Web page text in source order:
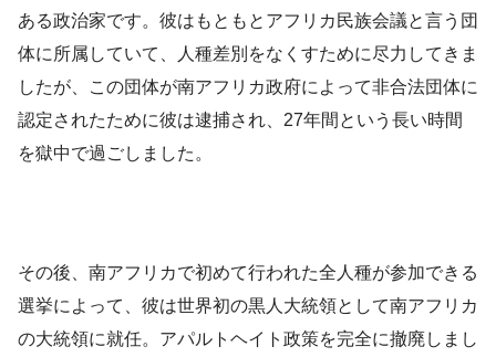
ある政治家です。彼はもともとアフリカ民族会議と言う団
体に所属していて、人種差別をなくすために尽力してきま
したが、この団体が南アフリカ政府によって非合法団体に
認定されたために彼は逮捕され、27年間という長い時間
を獄中で過ごしました。
その後、南アフリカで初めて行われた全人種が参加できる
選挙によって、彼は世界初の黒人大統領として南アフリカ
の大統領に就任。アパルトヘイト政策を完全に撤廃しまし